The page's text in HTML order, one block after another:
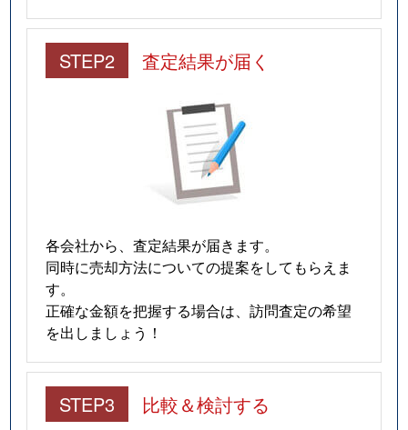
STEP2 査定結果が届く
各会社から、査定結果が届きます。
同時に売却方法についての提案をしてもらえま
す。
正確な金額を把握する場合は、訪問査定の希望
を出しましょう！
STEP3 比較＆検討する